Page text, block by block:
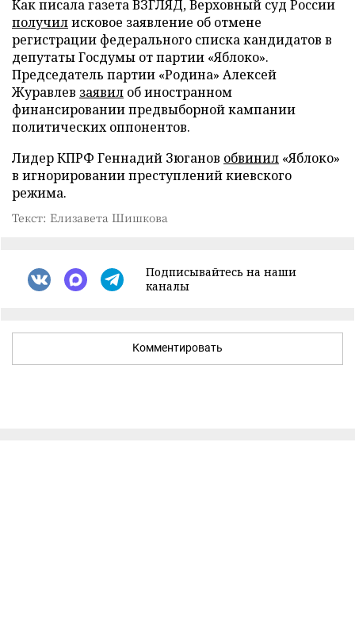
Как писала газета ВЗГЛЯД, Верховный суд России
получилисковое заявление об отмене
регистрации федерального списка кандидатов в
депутаты Госдумы от партии «Яблоко».
Председатель партии «Родина» Алексей
Журавлев заявил об иностранном
финансировании предвыборной кампании
политических оппонентов.
Лидер КПРФ Геннадий Зюганов обвинил «Яблоко»
в игнорировании преступлений киевского
режима.
Текст: Елизавета Шишкова
Подписывайтесь на наши
каналы
Комментировать